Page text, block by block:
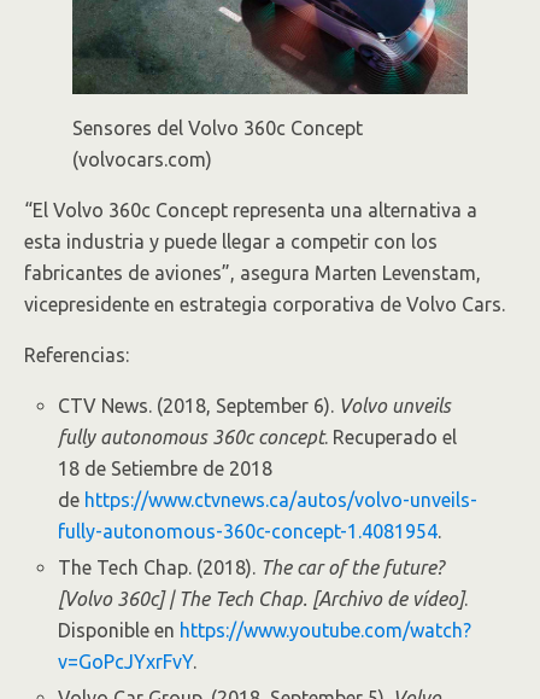
Sensores del Volvo 360c Concept
(volvocars.com)
“El Volvo 360c Concept representa una alternativa a
esta industria y puede llegar a competir con los
fabricantes de aviones”, asegura Marten Levenstam,
vicepresidente en estrategia corporativa de Volvo Cars.
Referencias:
CTV News. (2018, September 6). Volvo unveils
fully autonomous 360c concept. Recuperado el
18 de Setiembre de 2018
de https://www.ctvnews.ca/autos/volvo-unveils-
fully-autonomous-360c-concept-1.4081954.
The Tech Chap. (2018). The car of the future?
[Volvo 360c] | The Tech Chap. [Archivo de vídeo].
Disponible en https://www.youtube.com/watch?
v=GoPcJYxrFvY.